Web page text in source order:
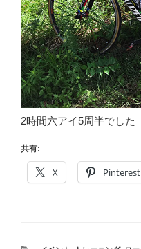
2時間六アイ5周半でした
共有:
X Pinterest